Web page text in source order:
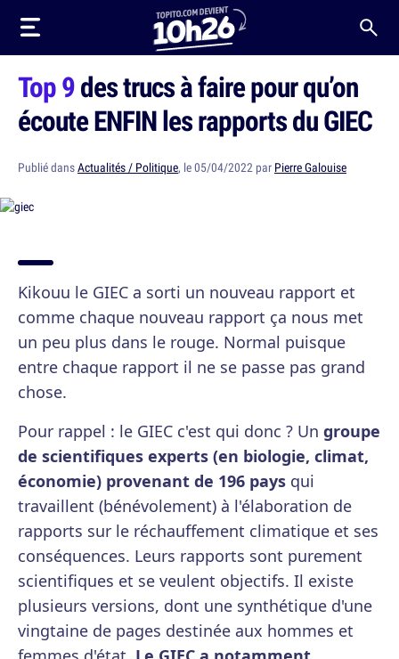
Top 9des trucs à faire pour qu’on
écoute ENFIN les rapports du GIEC
Publié dansActualités / Politique, le 05/04/2022 par Pierre Galouise
Kikouu le GIEC a sorti un nouveau rapport et
comme chaque nouveau rapport ça nous met
un peu plus dans le rouge. Normal puisque
entre chaque rapport il ne se passe pas grand
chose.
Pour rappel : le GIEC c'est qui donc ? Un groupe
de scientifiques experts (en biologie, climat,
économie) provenant de 196 pays qui
travaillent (bénévolement) à l'élaboration de
rapports sur le réchauffement climatique et ses
conséquences. Leurs rapports sont purement
scientifiques et se veulent objectifs. Il existe
plusieurs versions, dont une synthétique d'une
vingtaine de pages destinée aux hommes et